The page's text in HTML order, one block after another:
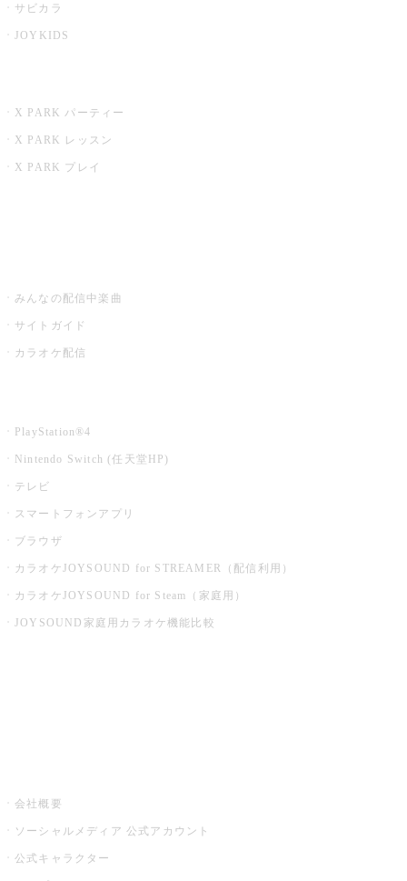
サビカラ
JOYKIDS
X PARK パーティー
X PARK レッスン
X PARK プレイ
みんなの配信中楽曲
サイトガイド
カラオケ配信
PlayStation®4
Nintendo Switch (任天堂HP)
テレビ
スマートフォンアプリ
ブラウザ
カラオケJOYSOUND for STREAMER（配信利用）
カラオケJOYSOUND for Steam（家庭用）
JOYSOUND家庭用カラオケ機能比較
会社概要
ソーシャルメディア 公式アカウント
公式キャラクター